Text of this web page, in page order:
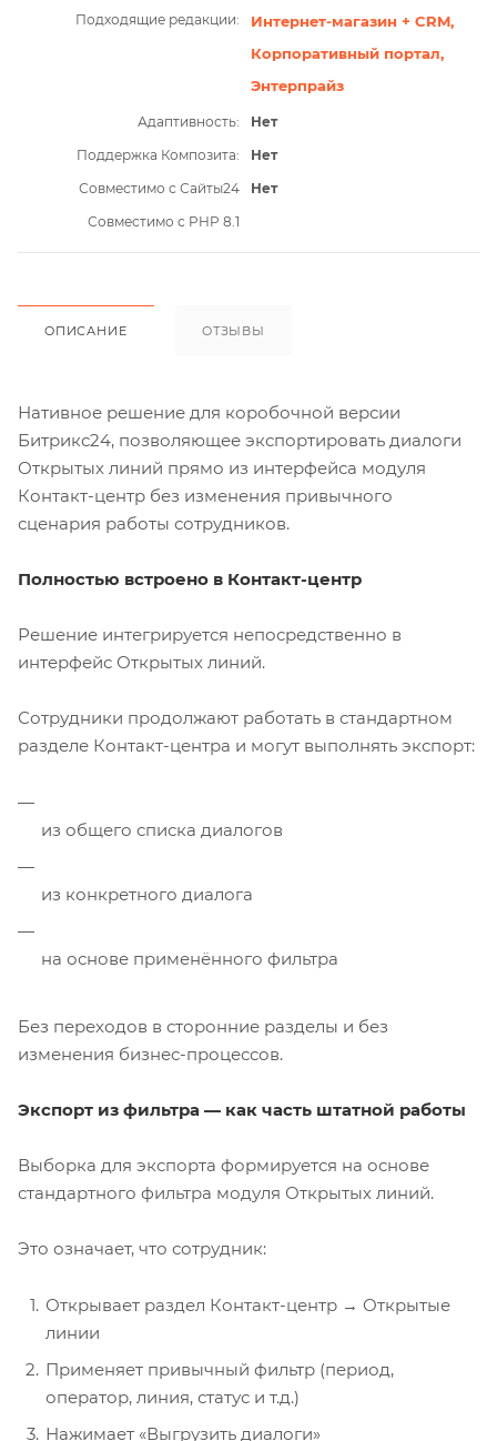
Подходящие редакции:
Интернет-магазин + CRM,
Корпоративный портал,
Энтерпрайз
Адаптивность:
Нет
Поддержка Композита:
Нет
Совместимо с Сайты24
Нет
Совместимо с PHP 8.1
ОПИСАНИЕ ОТЗЫВЫ
Нативное решение для коробочной версии
Битрикс24, позволяющее экспортировать диалоги
Открытых линий прямо из интерфейса модуля
Контакт-центр без изменения привычного
сценария работы сотрудников.
Полностью встроено в Контакт-центр
Решение интегрируется непосредственно в
интерфейс Открытых линий.
Сотрудники продолжают работать в стандартном
разделе Контакт-центра и могут выполнять экспорт:
из общего списка диалогов
из конкретного диалога
на основе применённого фильтра
Без переходов в сторонние разделы и без
изменения бизнес-процессов.
Экспорт из фильтра — как часть штатной работы
Выборка для экспорта формируется на основе
стандартного фильтра модуля Открытых линий.
Это означает, что сотрудник:
Открывает раздел Контакт-центр → Открытые
линии
Применяет привычный фильтр (период,
оператор, линия, статус и т.д.)
Нажимает «Выгрузить диалоги»